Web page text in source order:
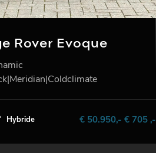
Rover Evoque
Hybride € 50.950,- € 705 ,-